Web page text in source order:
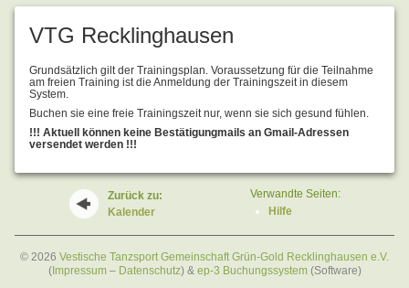
VTG Recklinghausen
Grundsätzlich gilt der Trainingsplan. Voraussetzung für die Teilnahme
am freien Training ist die Anmeldung der Trainingszeit in diesem
System.
Buchen sie eine freie Trainingszeit nur, wenn sie sich gesund fühlen.
!!! Aktuell können keine Bestätigungmails an Gmail-Adressen
versendet werden !!!
Zurück zu:
Kalender
Verwandte Seiten:
Hilfe
© 2026 Vestische Tanzsport Gemeinschaft Grün-Gold Recklinghausen e.V.
(Impressum– Datenschutz) & ep-3 Buchungssystem(Software)